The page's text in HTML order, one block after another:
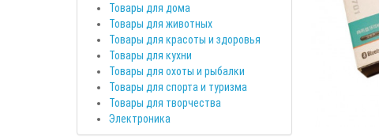
Товары для дома
Товары для животных
Товары для красоты и здоровья
Товары для кухни
Товары для охоты и рыбалки
Товары для спорта и туризма
Товары для творчества
Электроника